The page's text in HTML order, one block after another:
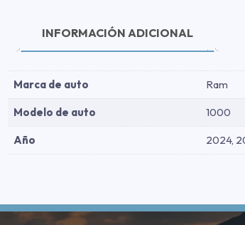
INFORMACIÓN ADICIONAL
Marca de auto Ram
Modelo de auto 1000
Año 2024,